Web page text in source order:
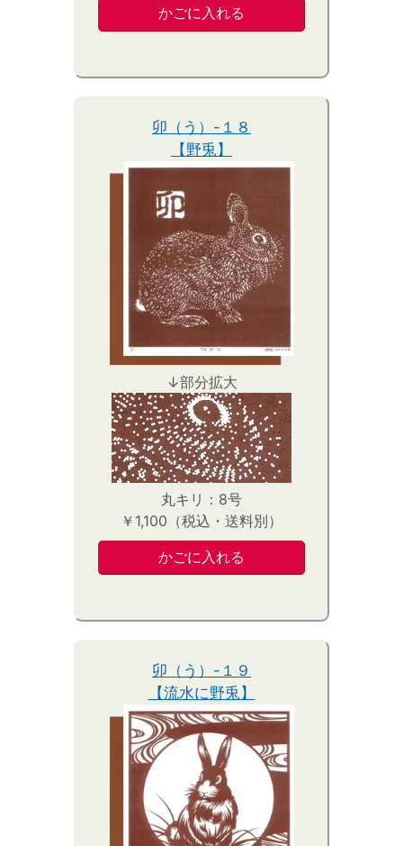
卯（う）-１８
【野兎】
↓部分拡大
丸キリ：8号
￥1,100（税込・送料別）
卯（う）-１９
【流水に野兎】